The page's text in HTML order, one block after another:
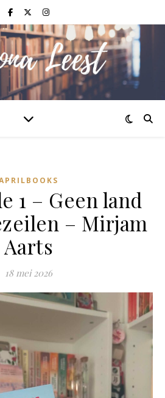
1 – Geen land
– Mirjam
Aarts
18 mei 2026